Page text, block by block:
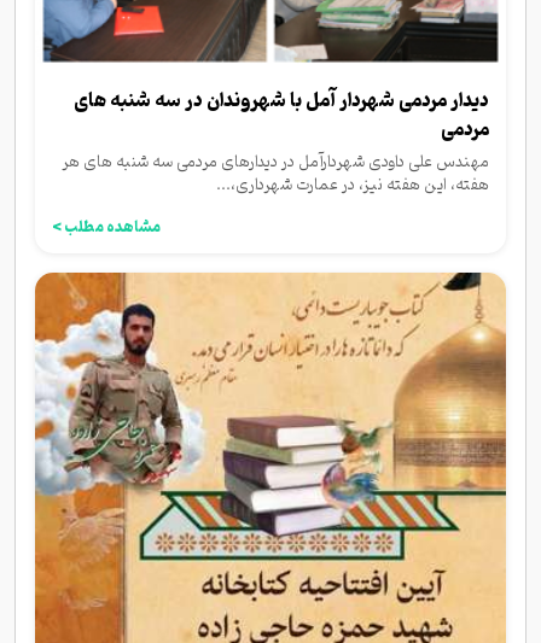
دیدار مردمی شهردار آمل با شهروندان در سه شنبه های
مردمی
مهندس علی داودی شهردارآمل در دیدارهای مردمی سه شنبه های هر
هفته، این هفته نیز، در عمارت شهرداری،...
مشاهده مطلب >